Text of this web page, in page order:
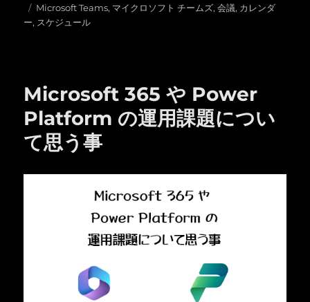
稿
日:
テ
ゴ
タ
グ
Microsoft Teams, マイクロソフト チームズ,会議, カレンダ
ー, スケジュール
Microsoft 365 や Power
Platform の運用課題につい
て思う事